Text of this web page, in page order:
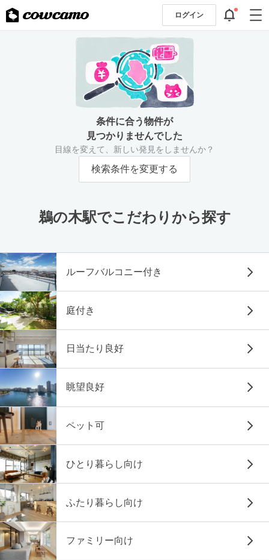
ログイン
条件に合う物件が
見つかりませんでした
目線を変えて、新しい発見をしませんか？
検索条件を変更する
鵜の木駅でこだわりから探す
ルーフバルコニー付き
庭付き
日当たり良好
眺望良好
ペット可
ひとり暮らし向け
ふたり暮らし向け
ファミリー向け